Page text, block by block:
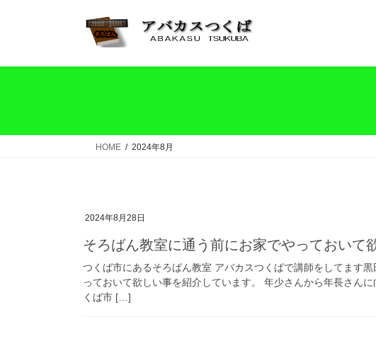
HOME 2024年8月
2024年8月28日
そろばん教室に通う前にお家でやっておいて
つくば市にあるそろばん教室 アバカスつくばで講師をしてます
っておいて欲しい事を紹介しています。 年少さんから年長さん
くば市 […]